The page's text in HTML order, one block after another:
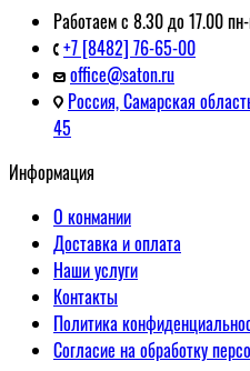
Работаем с 8.30 до 17.00
+7 [8482] 76-65-00
office@saton.ru
Россия, Самарская
45
Информация
О конмании
Доставка и оплата
Наши услуги
Контакты
Политика
Согласие на обработку